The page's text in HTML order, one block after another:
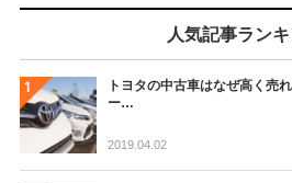
人気記事ラン
トヨタの中古車はなぜ高く売
ー…
2019.04.02